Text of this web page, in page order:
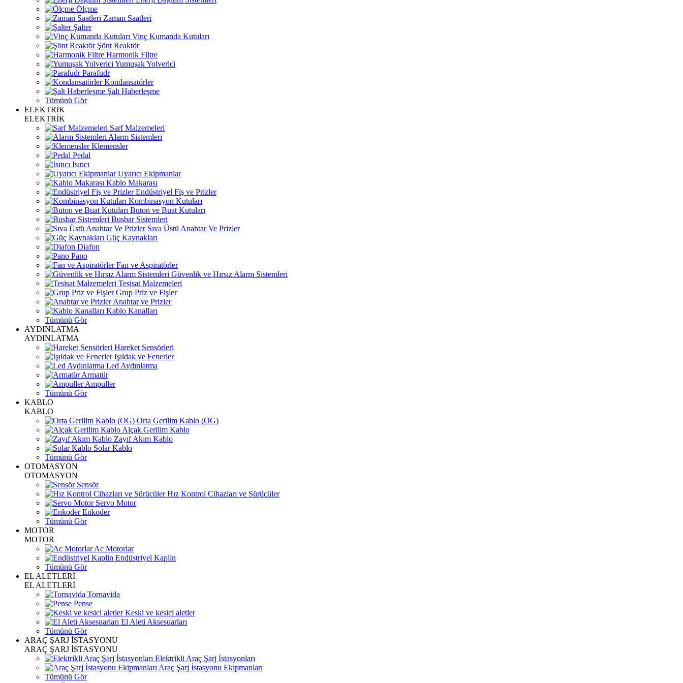
Ölçme
Zaman Saatleri
Şalter
Vinç Kumanda Kutuları
Şönt Reaktör
Harmonik Filtre
Yumuşak Yolverici
Parafudr
Kondansatörler
Şalt Haberleşme
Tümünü Gör
ELEKTRİK
ELEKTRİK
Sarf Malzemeleri
Alarm Sistemleri
Klemensler
Pedal
Isıtıcı
Uyarıcı Ekipmanlar
Kablo Makarası
Endüstriyel Fiş ve Prizler
Kombinasyon Kutuları
Buton ve Buat Kutuları
Busbar Sistemleri
Sıva Üstü Anahtar Ve Prizler
Güç Kaynakları
Diafon
Pano
Fan ve Aspiratörler
Güvenlik ve Hırsız Alarm Sistemleri
Tesisat Malzemeleri
Grup Priz ve Fişler
Anahtar ve Prizler
Kablo Kanalları
Tümünü Gör
AYDINLATMA
AYDINLATMA
Hareket Sensörleri
Işıldak ve Fenerler
Led Aydınlatma
Armatür
Ampuller
Tümünü Gör
KABLO
KABLO
Orta Gerilim Kablo (OG)
Alçak Gerilim Kablo
Zayıf Akım Kablo
Solar Kablo
Tümünü Gör
OTOMASYON
OTOMASYON
Sensör
Hız Kontrol Cihazları ve Sürücüler
Servo Motor
Enkoder
Tümünü Gör
MOTOR
MOTOR
Ac Motorlar
Endüstriyel Kaplin
Tümünü Gör
EL ALETLERİ
EL ALETLERİ
Tornavida
Pense
Keski ve kesici aletler
El Aleti Aksesuarları
Tümünü Gör
ARAÇ ŞARJ İSTASYONU
ARAÇ ŞARJ İSTASYONU
Elektrikli Araç Şarj İstasyonları
Araç Şarj İstasyonu Ekipmanları
Tümünü Gör